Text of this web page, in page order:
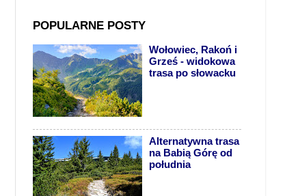
POPULARNE POSTY
Wołowiec, Rakoń i
Grześ - widokowa
trasa po słowacku
Alternatywna trasa
na Babią Górę od
południa